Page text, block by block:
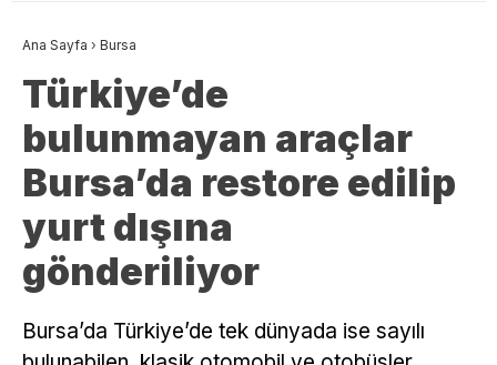
Ana Sayfa › Bursa
Türkiye’de
bulunmayan araçlar
Bursa’da restore edilip
yurt dışına
gönderiliyor
Bursa’da Türkiye’de tek dünyada ise sayılı